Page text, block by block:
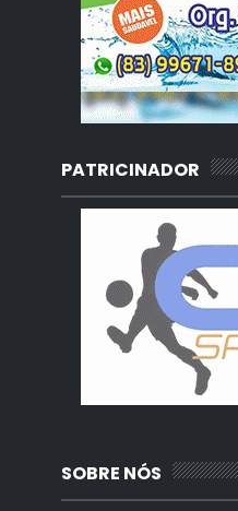
PATRICINADOR
SOBRE NÓS